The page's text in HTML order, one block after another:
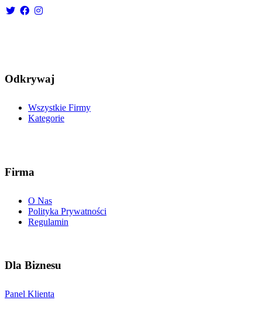
Odkrywaj
Wszystkie Firmy
Kategorie
Firma
O Nas
Polityka Prywatności
Regulamin
Dla Biznesu
Panel Klienta